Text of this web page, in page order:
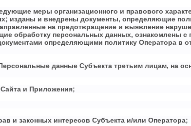
меры организационного и правового
изданы и внедрены документы, определяющие
на предотвращение и выявление
обработку персональных данных, ознакомлены
определяющими политику Оператора в
данные Субъекта третьим лицам, на
и Приложения;
и законных интересов Субъекта и/или Оператора;